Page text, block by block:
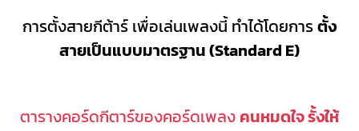
การตั้งสายกีต้าร์ เพื่อเล่นเพลงนี้ ทำได้โดยการตั้ง
สายเป็นแบบมาตรฐาน (Standard E)
ตารางคอร์ดกีตาร์ของคอร์ดเพลง คนหมดใจ รั้งให้